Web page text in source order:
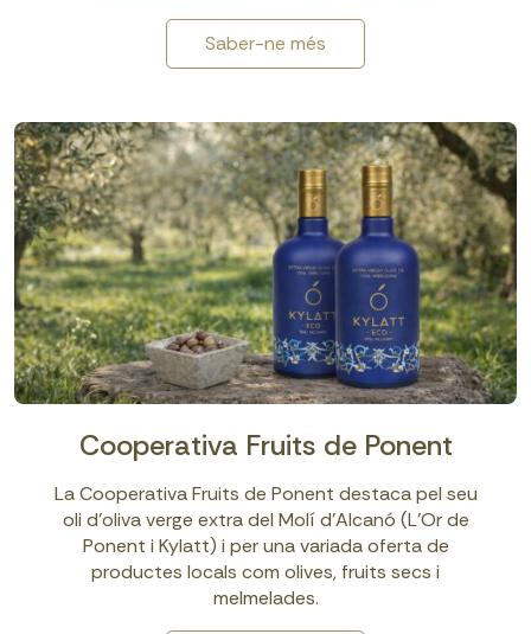
Saber-ne més
Cooperativa Fruits de Ponent
La Cooperativa Fruits de Ponent destaca pel seu
oli d’oliva verge extra del Molí d’Alcanó (L’Or de
Ponent i Kylatt) i per una variada oferta de
productes locals com olives, fruits secs i
melmelades.